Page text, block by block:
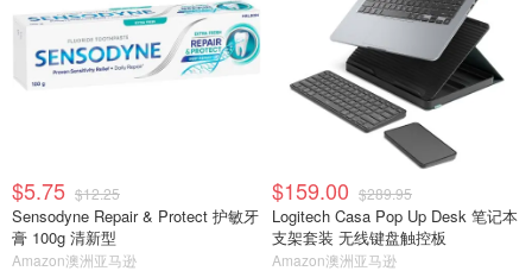
$5.75 $12.25
Sensodyne Repair & Protect 护敏牙
膏 100g 清新型
Amazon澳洲亚马逊
$159.00 $289.95
Logitech Casa Pop Up Desk 笔记本
支架套装 无线键盘触控板
Amazon澳洲亚马逊